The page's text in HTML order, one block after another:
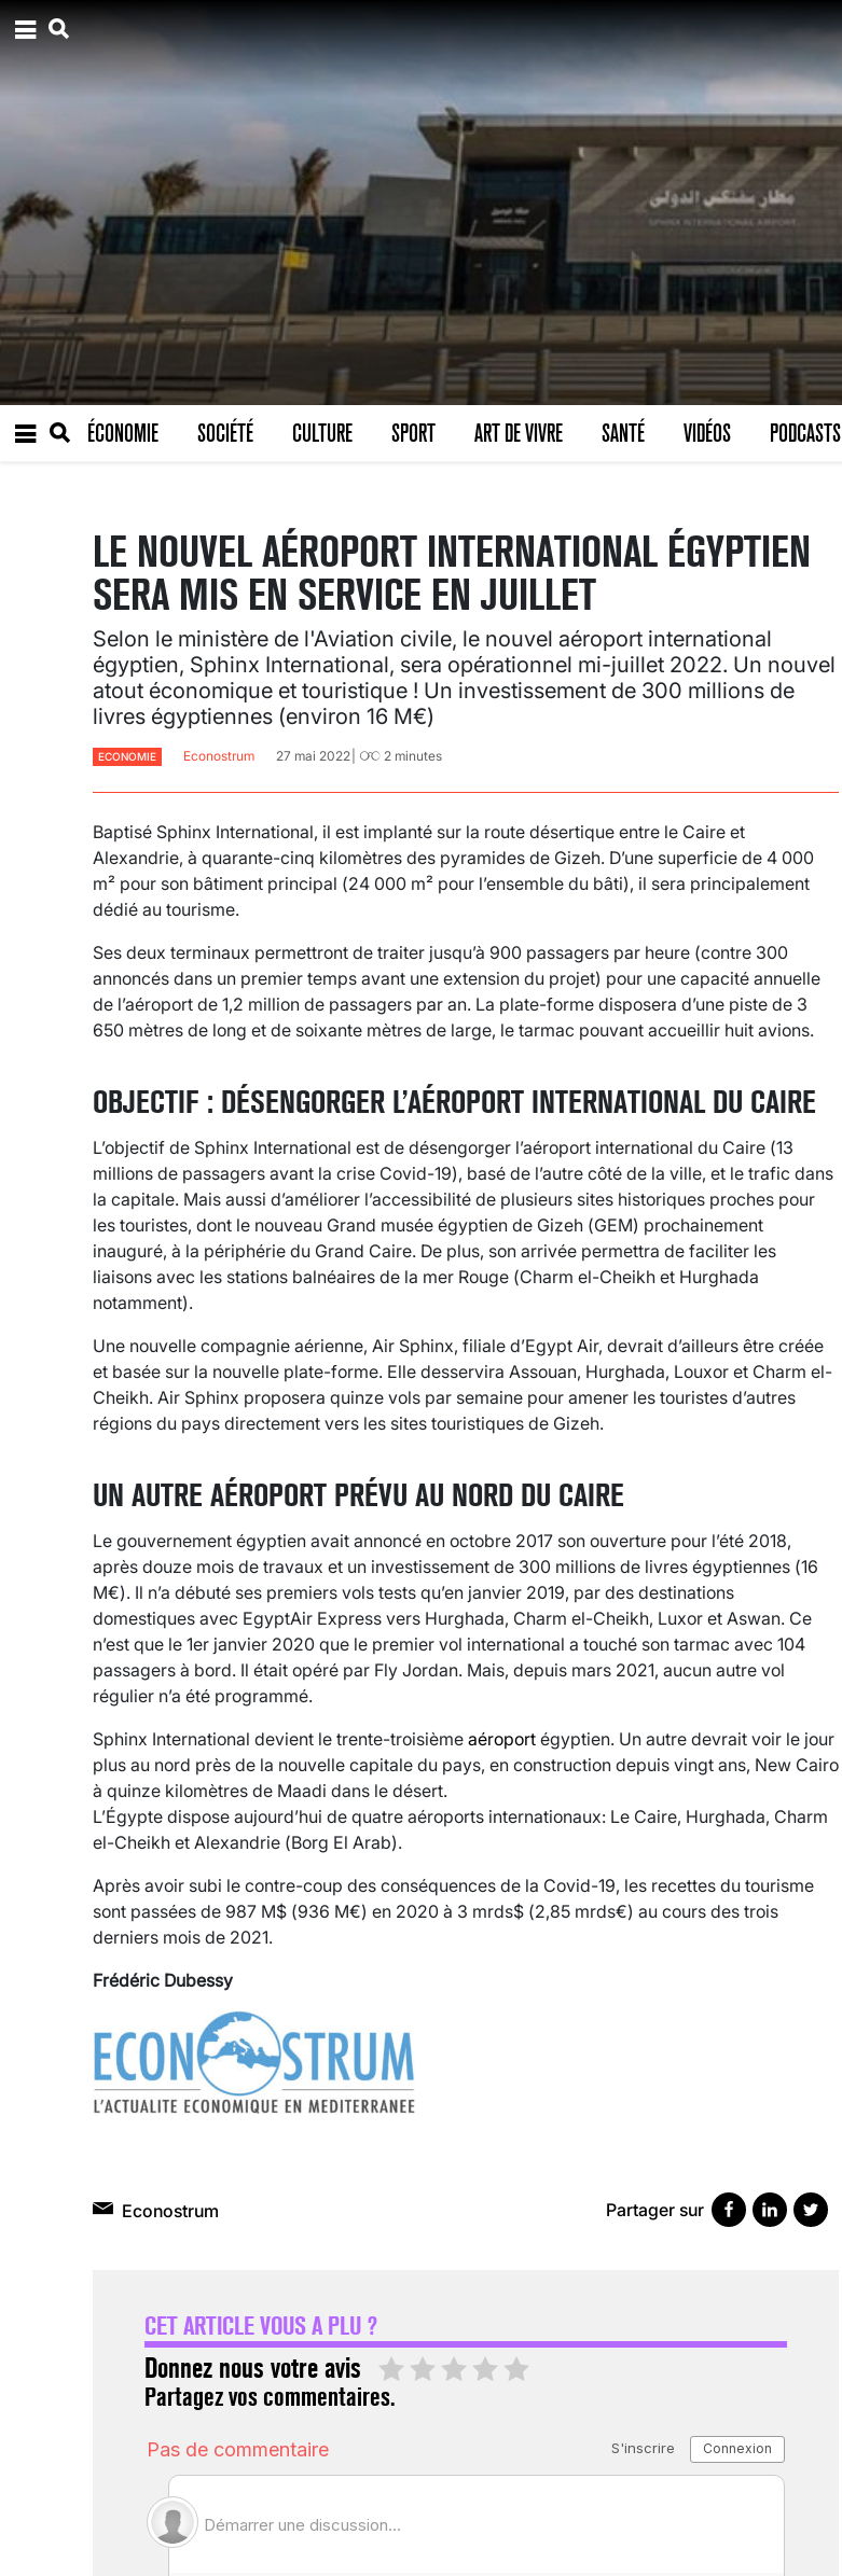
ÉCONOMIE SOCIÉTÉ CULTURE SPORT ART DE VIVRE SANTÉ VIDÉOS PODCASTS
LE NOUVEL AÉROPORT INTERNATIONAL ÉGYPTIEN
SERA MIS EN SERVICE EN JUILLET
Selon le ministère de l'Aviation civile, le nouvel aéroport international
égyptien, Sphinx International, sera opérationnel mi-juillet 2022. Un nouvel
atout économique et touristique ! Un investissement de 300 millions de
livres égyptiennes (environ 16 M€)
ECONOMIE Econostrum 27 mai 2022 2 minutes
Baptisé Sphinx International, il est implanté sur la route désertique entre le Caire et
Alexandrie, à quarante-cinq kilomètres des pyramides de Gizeh. D’une superficie de 4 000
m² pour son bâtiment principal (24 000 m² pour l’ensemble du bâti), il sera principalement
dédié au tourisme.
Ses deux terminaux permettront de traiter jusqu’à 900 passagers par heure (contre 300
annoncés dans un premier temps avant une extension du projet) pour une capacité annuelle
de l’aéroport de 1,2 million de passagers par an. La plate-forme disposera d’une piste de 3
650 mètres de long et de soixante mètres de large, le tarmac pouvant accueillir huit avions.
OBJECTIF : DÉSENGORGER L’AÉROPORT INTERNATIONAL DU CAIRE
L’objectif de Sphinx International est de désengorger l’aéroport international du Caire (13
millions de passagers avant la crise Covid-19), basé de l’autre côté de la ville, et le trafic dans
la capitale. Mais aussi d’améliorer l’accessibilité de plusieurs sites historiques proches pour
les touristes, dont le nouveau Grand musée égyptien de Gizeh (GEM) prochainement
inauguré, à la périphérie du Grand Caire. De plus, son arrivée permettra de faciliter les
liaisons avec les stations balnéaires de la mer Rouge (Charm el-Cheikh et Hurghada
notamment).
Une nouvelle compagnie aérienne, Air Sphinx, filiale d’Egypt Air, devrait d’ailleurs être créée
et basée sur la nouvelle plate-forme. Elle desservira Assouan, Hurghada, Louxor et Charm el-
Cheikh. Air Sphinx proposera quinze vols par semaine pour amener les touristes d’autres
régions du pays directement vers les sites touristiques de Gizeh.
UN AUTRE AÉROPORT PRÉVU AU NORD DU CAIRE
Le gouvernement égyptien avait annoncé en octobre 2017 son ouverture pour l’été 2018,
après douze mois de travaux et un investissement de 300 millions de livres égyptiennes (16
M€). Il n’a débuté ses premiers vols tests qu’en janvier 2019, par des destinations
domestiques avec EgyptAir Express vers Hurghada, Charm el-Cheikh, Luxor et Aswan. Ce
n’est que le 1er janvier 2020 que le premier vol international a touché son tarmac avec 104
passagers à bord. Il était opéré par Fly Jordan. Mais, depuis mars 2021, aucun autre vol
régulier n’a été programmé.
Sphinx International devient le trente-troisième aéroport égyptien. Un autre devrait voir le jour
plus au nord près de la nouvelle capitale du pays, en construction depuis vingt ans, New Cairo
à quinze kilomètres de Maadi dans le désert.
L’Égypte dispose aujourd’hui de quatre aéroports internationaux: Le Caire, Hurghada, Charm
el-Cheikh et Alexandrie (Borg El Arab).
Après avoir subi le contre-coup des conséquences de la Covid-19, les recettes du tourisme
sont passées de 987 M$ (936 M€) en 2020 à 3 mrds$ (2,85 mrds€) au cours des trois
derniers mois de 2021.
Frédéric Dubessy
Econostrum Partager sur
CET ARTICLE VOUS A PLU ?
Donnez nous votre avis
Partagez vos commentaires.
30 mai 2023